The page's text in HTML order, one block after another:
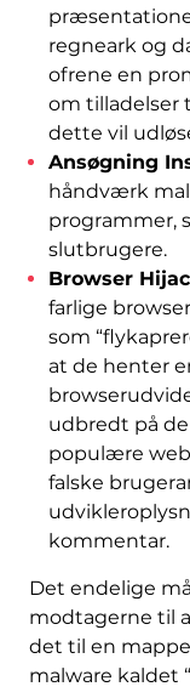
regneark og
ofrene en
om tilladelser
dette vil
Ansøgning
håndværk
programmer,
slutbrugere.
Browser
farlige
som
at de henter
udbredt på
populære
falske
kommentar.
Det endelige
modtagerne til
det til en
malware kaldet